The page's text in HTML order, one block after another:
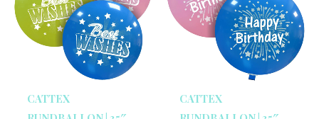
CATTEX
CATTEX